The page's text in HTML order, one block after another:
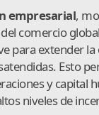
empresarial,
comercio
para extender
Esto
y capital
niveles de